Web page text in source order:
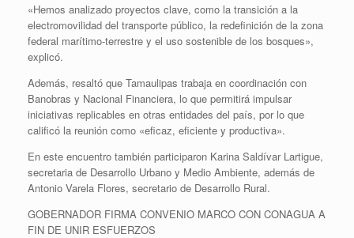
«Hemos analizado proyectos clave, como la transición a la
electromovilidad del transporte público, la redefinición de la zona
federal marítimo-terrestre y el uso sostenible de los bosques»,
explicó.
Además, resaltó que Tamaulipas trabaja en coordinación con
Banobras y Nacional Financiera, lo que permitirá impulsar
iniciativas replicables en otras entidades del país, por lo que
calificó la reunión como «eficaz, eficiente y productiva».
En este encuentro también participaron Karina Saldívar Lartigue,
secretaria de Desarrollo Urbano y Medio Ambiente, además de
Antonio Varela Flores, secretario de Desarrollo Rural.
GOBERNADOR FIRMA CONVENIO MARCO CON CONAGUA A
FIN DE UNIR ESFUERZOS